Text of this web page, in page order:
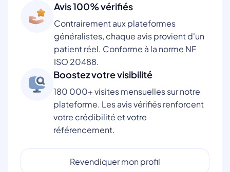
Avis 100% vérifiés
Contrairement aux plateformes
généralistes, chaque avis provient d'un
patient réel. Conforme à la norme NF
ISO 20488.
Boostez votre visibilité
180 000+ visites mensuelles sur notre
plateforme. Les avis vérifiés renforcent
votre crédibilité et votre
référencement.
Revendiquer mon profil